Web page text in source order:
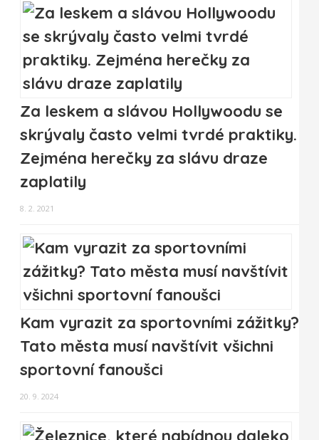
Za leskem a slávou Hollywoodu se
skrývaly často velmi tvrdé praktiky.
Zejména herečky za slávu draze
zaplatily
8. 2. 2021
Kam vyrazit za sportovními zážitky?
Tato města musí navštívit všichni
sportovní fanoušci
20. 9. 2024